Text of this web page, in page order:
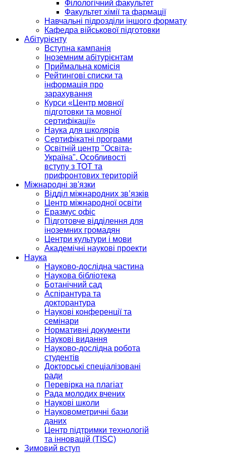
Філологічний факультет
Факультет хімії та фармації
Навчальні підрозділи іншого формату
Кафедра військової підготовки
Абітурієнту
Вступна кампанія
Іноземним абітурієнтам
Приймальна комісія
Рейтингові списки та
інформація про
зарахування
Курси «Центр мовної
підготовки та мовної
сертифікації»
Наука для школярів
Сертифікатні програми
Освітній центр "Освіта-
Україна". Особливості
вступу з ТОТ та
прифронтових територій
Міжнародні зв'язки
Відділ міжнародних зв’язків
Центр міжнародної освіти
Еразмус офіс
Підготовче відділення для
іноземних громадян
Центри культури і мови
Академічні наукові проекти
Наука
Науково-дослідна частина
Наукова бібліотека
Ботанічний сад
Аспірантура та
докторантура
Наукові конференції та
семінари
Нормативні документи
Наукові видання
Науково-дослідна робота
студентів
Докторські спеціалізовані
ради
Перевірка на плагіат
Рада молодих вчених
Наукові школи
Науковометричні бази
даних
Центр підтримки технологій
та інновацій (TISC)
Зимовий вступ